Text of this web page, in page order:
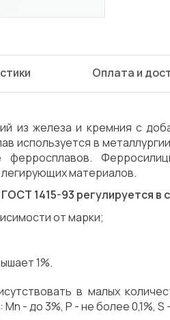
Оплата и
из железа и кремния с
используется в
материалов.
1415-93 регулируется
от марки;
1%.
в малых
- до 3%, P - не более 0,1%, S